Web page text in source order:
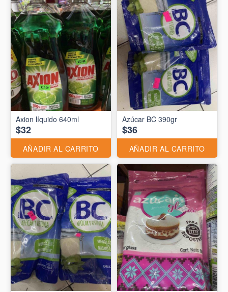
Axion líquido 640ml
$32
AÑADIR AL CARRITO
Azúcar BC 390gr
$36
AÑADIR AL CARRITO